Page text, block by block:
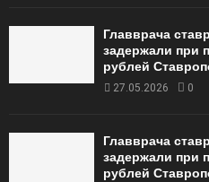
Главврача
задержали при
рублей
27.05.2026 0
Главврача
задержали при
рублей